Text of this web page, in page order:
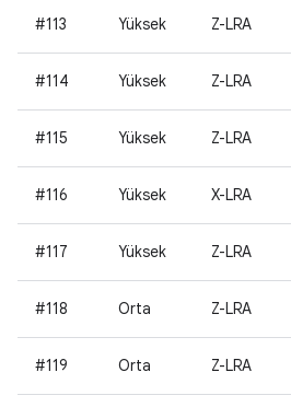
#113 Yüksek Z-LRA
#114 Yüksek Z-LRA
#115 Yüksek Z-LRA
#116 Yüksek X-LRA
#117 Yüksek Z-LRA
#118 Orta Z-LRA
#119 Orta Z-LRA